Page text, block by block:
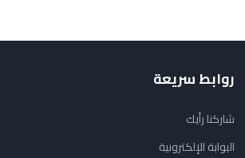
روابط سريعة
شاركنا رأيك
البوابة الإلكترونية